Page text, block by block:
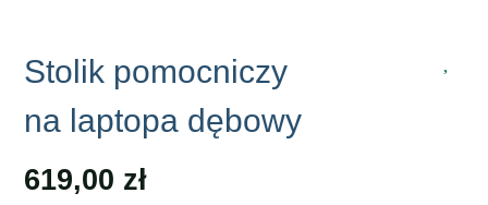
Stolik pomocniczy
na laptopa dębowy
619,00 zł